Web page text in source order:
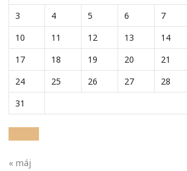
3
4 5 6 7
10
11 12 13 14
17
18 19 20 21
24
25 26 27 28
31
« máj